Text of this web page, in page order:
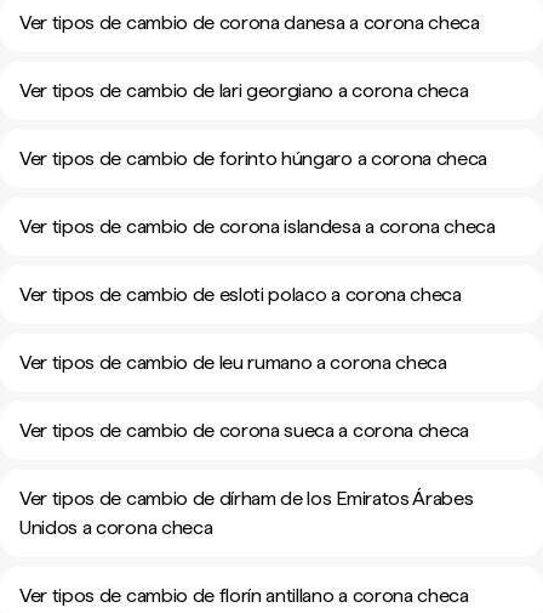
Ver tipos de cambio de corona danesa a corona checa
Ver tipos de cambio de lari georgiano a corona checa
Ver tipos de cambio de forinto húngaro a corona checa
Ver tipos de cambio de corona islandesa a corona checa
Ver tipos de cambio de esloti polaco a corona checa
Ver tipos de cambio de leu rumano a corona checa
Ver tipos de cambio de corona sueca a corona checa
Ver tipos de cambio de dírham de los Emiratos Árabes
Unidos a corona checa
Ver tipos de cambio de florín antillano a corona checa